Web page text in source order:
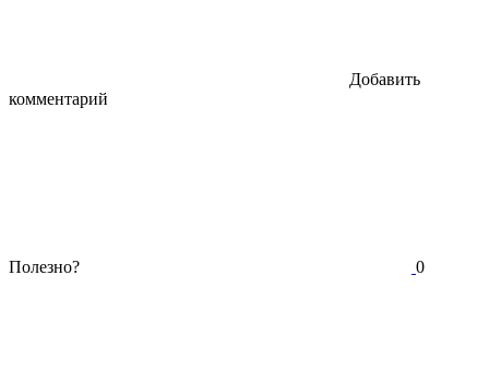
Добавить
комментарий
Полезно? 0